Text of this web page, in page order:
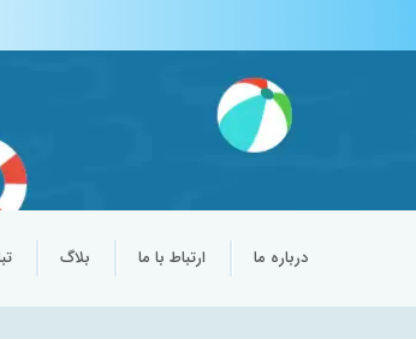
درباره ما ارتباط با ما بلاگ